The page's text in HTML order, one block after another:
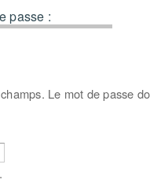
passe :
Le mot de passe